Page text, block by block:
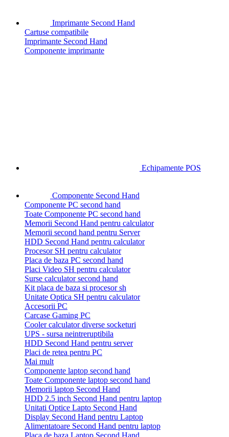
Imprimante Second Hand
Cartuse compatibile
Imprimante Second Hand
Componente imprimante
Echipamente POS
Componente Second Hand
Componente PC second hand
Toate Componente PC second hand
Memorii Second Hand pentru calculator
Memorii second hand pentru Server
HDD Second Hand pentru calculator
Procesor SH pentru calculator
Placa de baza PC second hand
Placi Video SH pentru calculator
Surse calculator second hand
Kit placa de baza si procesor sh
Unitate Optica SH pentru calculator
Accesorii PC
Carcase Gaming PC
Cooler calculator diverse socketuri
UPS - sursa neintreruptibila
HDD Second Hand pentru server
Placi de retea pentru PC
Mai mult
Componente laptop second hand
Toate Componente laptop second hand
Memorii laptop Second Hand
HDD 2.5 inch Second Hand pentru laptop
Unitati Optice Lapto Second Hand
Display Second Hand pentru Laptop
Alimentatoare Second Hand pentru laptop
Placa de baza Laptop Second Hand